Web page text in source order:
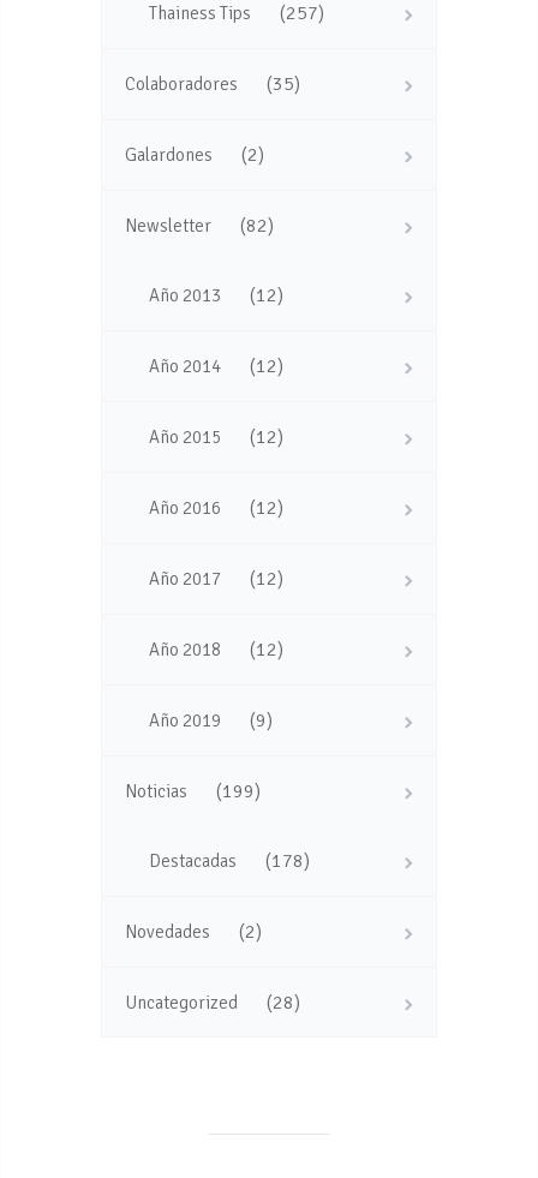
Thainess Tips (257)
Colaboradores (35)
Galardones (2)
Newsletter (82)
Año 2013 (12)
Año 2014 (12)
Año 2015 (12)
Año 2016 (12)
Año 2017 (12)
Año 2018 (12)
Año 2019 (9)
Noticias (199)
Destacadas (178)
Novedades (2)
Uncategorized (28)